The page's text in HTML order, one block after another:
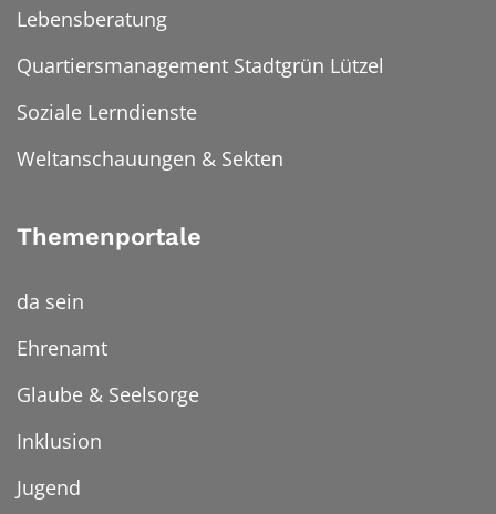
Lebensberatung
Quartiersmanagement Stadtgrün Lützel
Soziale Lerndienste
Weltanschauungen & Sekten
Themenportale
da sein
Ehrenamt
Glaube & Seelsorge
Inklusion
Jugend